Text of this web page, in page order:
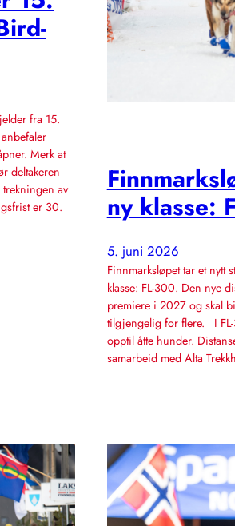
fra 15.
Merk at
deltakeren
av
er 30.
ny klasse:
5. juni 2026
Finnmarksløpet tar et nytt
klasse: FL-300. Den nye
premiere i 2027 og skal
tilgjengelig for flere. I FL-
opptil åtte hunder.
samarbeid med Alta